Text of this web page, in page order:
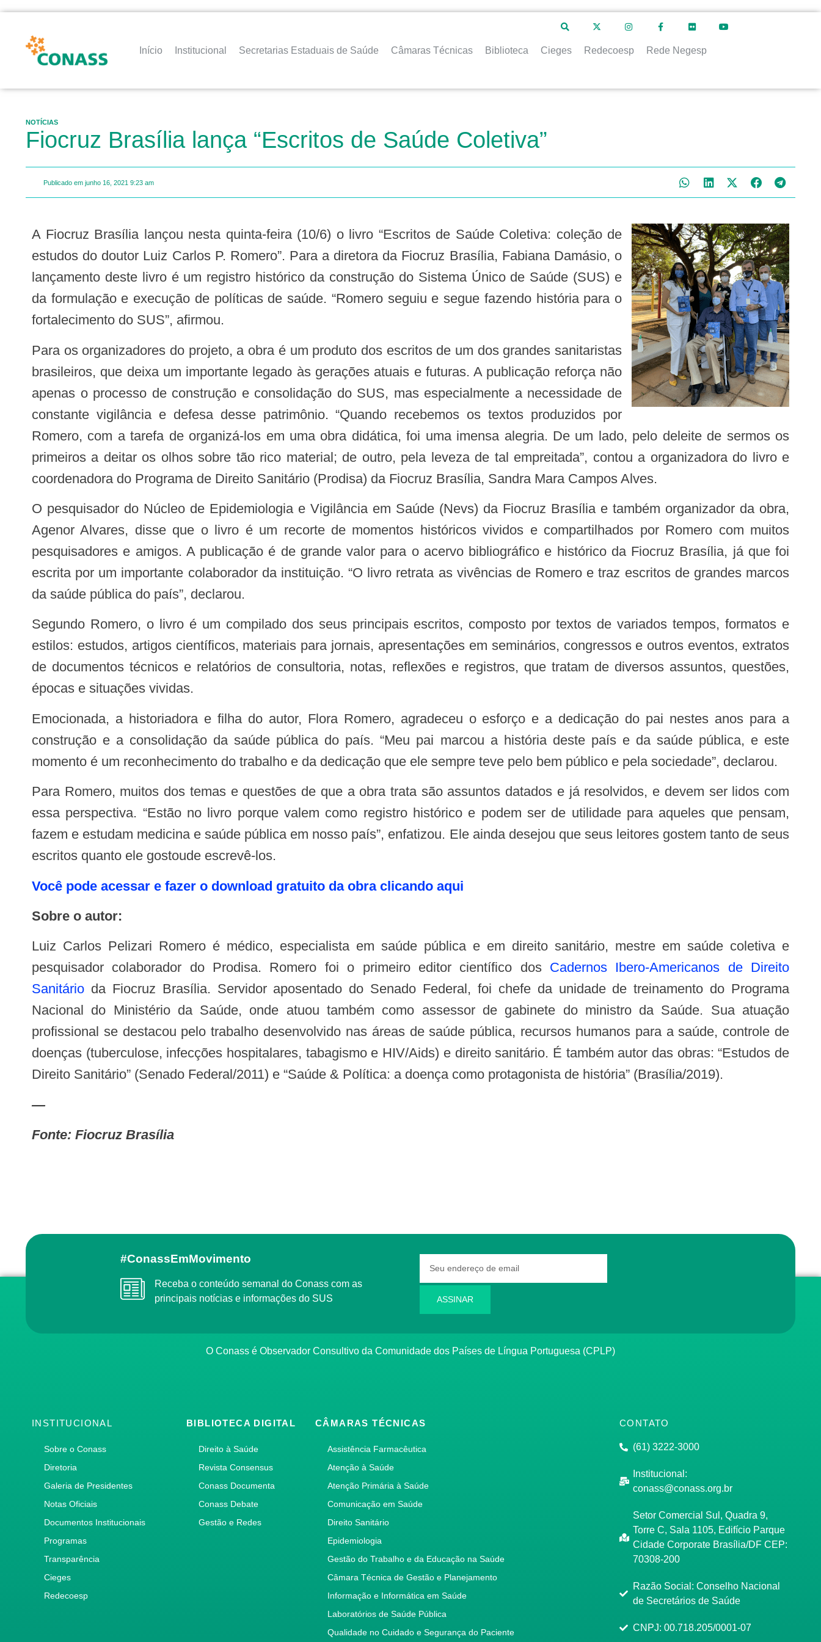
Início Institucional Secretarias Estaduais de Saúde Câmaras Técnicas Biblioteca Cieges Redecoesp Rede Negesp
NOTÍCIAS
Fiocruz Brasília lança “Escritos de Saúde Coletiva”
Publicado em junho 16, 2021 9:23 am
A Fiocruz Brasília lançou nesta quinta-feira (10/6) o livro “Escritos de Saúde Coletiva: coleção de
estudos do doutor Luiz Carlos P. Romero”. Para a diretora da Fiocruz Brasília, Fabiana Damásio, o
lançamento deste livro é um registro histórico da construção do Sistema Único de Saúde (SUS) e
da formulação e execução de políticas de saúde. “Romero seguiu e segue fazendo história para o
fortalecimento do SUS”, afirmou.
Para os organizadores do projeto, a obra é um produto dos escritos de um dos grandes sanitaristas
brasileiros, que deixa um importante legado às gerações atuais e futuras. A publicação reforça não
apenas o processo de construção e consolidação do SUS, mas especialmente a necessidade de
constante vigilância e defesa desse patrimônio. “Quando recebemos os textos produzidos por
Romero, com a tarefa de organizá-los em uma obra didática, foi uma imensa alegria. De um lado, pelo deleite de sermos os
primeiros a deitar os olhos sobre tão rico material; de outro, pela leveza de tal empreitada”, contou a organizadora do livro e
coordenadora do Programa de Direito Sanitário (Prodisa) da Fiocruz Brasília, Sandra Mara Campos Alves.
O pesquisador do Núcleo de Epidemiologia e Vigilância em Saúde (Nevs) da Fiocruz Brasília e também organizador da obra,
Agenor Alvares, disse que o livro é um recorte de momentos históricos vividos e compartilhados por Romero com muitos
pesquisadores e amigos. A publicação é de grande valor para o acervo bibliográfico e histórico da Fiocruz Brasília, já que foi
escrita por um importante colaborador da instituição. “O livro retrata as vivências de Romero e traz escritos de grandes marcos
da saúde pública do país”, declarou.
Segundo Romero, o livro é um compilado dos seus principais escritos, composto por textos de variados tempos, formatos e
estilos: estudos, artigos científicos, materiais para jornais, apresentações em seminários, congressos e outros eventos, extratos
de documentos técnicos e relatórios de consultoria, notas, reflexões e registros, que tratam de diversos assuntos, questões,
épocas e situações vividas.
Emocionada, a historiadora e filha do autor, Flora Romero, agradeceu o esforço e a dedicação do pai nestes anos para a
construção e a consolidação da saúde pública do país. “Meu pai marcou a história deste país e da saúde pública, e este
momento é um reconhecimento do trabalho e da dedicação que ele sempre teve pelo bem público e pela sociedade”, declarou.
Para Romero, muitos dos temas e questões de que a obra trata são assuntos datados e já resolvidos, e devem ser lidos com
essa perspectiva. “Estão no livro porque valem como registro histórico e podem ser de utilidade para aqueles que pensam,
fazem e estudam medicina e saúde pública em nosso país”, enfatizou. Ele ainda desejou que seus leitores gostem tanto de seus
escritos quanto ele gostoude escrevê-los.
Você pode acessar e fazer o download gratuito da obra clicando aqui
Sobre o autor:
Luiz Carlos Pelizari Romero é médico, especialista em saúde pública e em direito sanitário, mestre em saúde coletiva e
pesquisador colaborador do Prodisa. Romero foi o primeiro editor científico dos Cadernos Ibero-Americanos de Direito
Sanitário da Fiocruz Brasília. Servidor aposentado do Senado Federal, foi chefe da unidade de treinamento do Programa
Nacional do Ministério da Saúde, onde atuou também como assessor de gabinete do ministro da Saúde. Sua atuação
profissional se destacou pelo trabalho desenvolvido nas áreas de saúde pública, recursos humanos para a saúde, controle de
doenças (tuberculose, infecções hospitalares, tabagismo e HIV/Aids) e direito sanitário. É também autor das obras: “Estudos de
Direito Sanitário” (Senado Federal/2011) e “Saúde & Política: a doença como protagonista de história” (Brasília/2019).
—
Fonte: Fiocruz Brasília
#ConassEmMovimento
Receba o conteúdo semanal do Conass com as
principais notícias e informações do SUS
ASSINAR
O Conass é Observador Consultivo da Comunidade dos Países de Língua Portuguesa (CPLP)
INSTITUCIONAL
Sobre o Conass
Diretoria
Galeria de Presidentes
Notas Oficiais
Documentos Institucionais
Programas
Transparência
Cieges
Redecoesp
BIBLIOTECA DIGITAL
Direito à Saúde
Revista Consensus
Conass Documenta
Conass Debate
Gestão e Redes
CÂMARAS TÉCNICAS
Assistência Farmacêutica
Atenção à Saúde
Atenção Primária à Saúde
Comunicação em Saúde
Direito Sanitário
Epidemiologia
Gestão do Trabalho e da Educação na Saúde
Câmara Técnica de Gestão e Planejamento
Informação e Informática em Saúde
Laboratórios de Saúde Pública
Qualidade no Cuidado e Segurança do Paciente
CONTATO
(61) 3222-3000
Institucional:
conass@conass.org.br
Setor Comercial Sul, Quadra 9,
Torre C, Sala 1105, Edifício Parque
Cidade Corporate Brasília/DF CEP:
70308-200
Razão Social: Conselho Nacional
de Secretários de Saúde
CNPJ: 00.718.205/0001-07